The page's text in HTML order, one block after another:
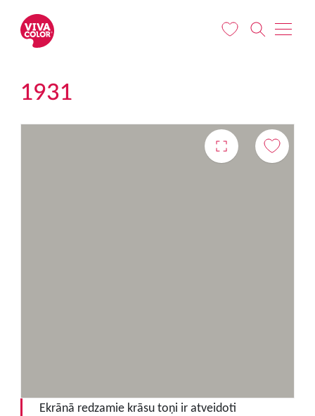
1931
Ekrānā redzamie krāsu toņi ir atveidoti